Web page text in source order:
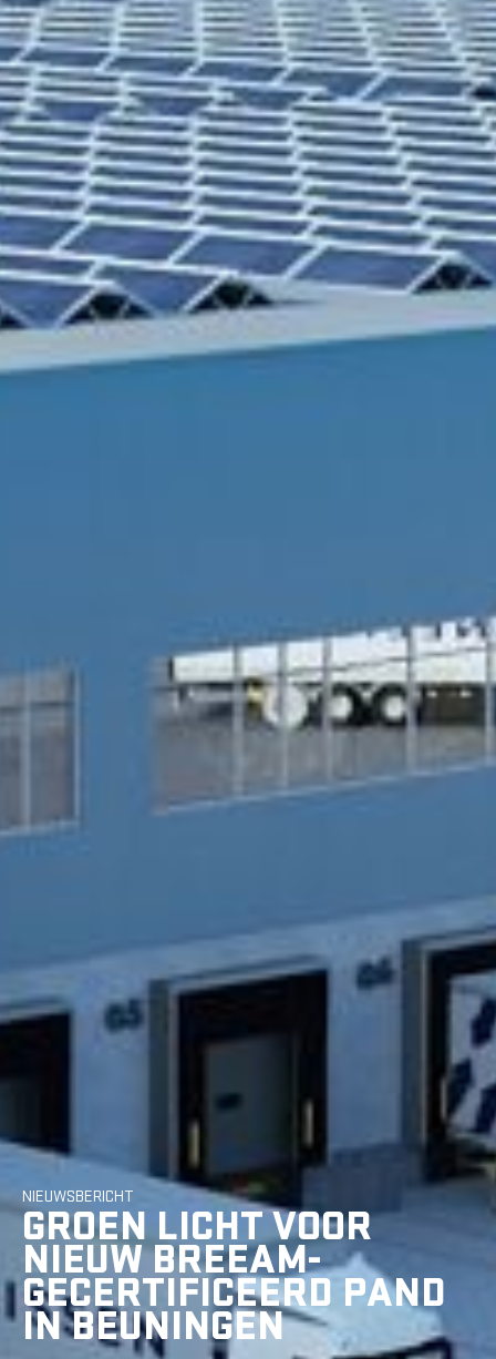
NIEUWSBERICHT
GROEN LICHT VOOR
NIEUW BREEAM-
GECERTIFICEERD PAND
IN BEUNINGEN